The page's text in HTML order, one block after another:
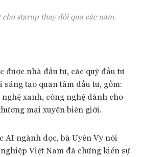
starup thay đổi qua các năm.
được nhà đầu tư, các quỹ đầu tư
tạo quan tâm đầu tư, gồm:
xanh, công nghệ dành cho
mại xuyên biên giới.
AI ngành dọc, bà Uyên Vy nói
Việt Nam đã chứng kiến ​​sự